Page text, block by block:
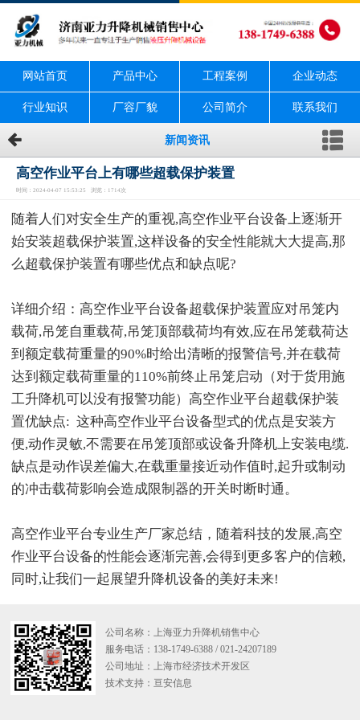
网站首页 产品中心 工程案例 企业动态
行业知识 厂容厂貌 公司简介 联系我们
新闻资讯
高空作业平台上有哪些超载保护装置
时间：2024-04-07 15:53:25 浏览：1714次
随着人们对安全生产的重视,高空作业平台设备上逐渐开
始安装超载保护装置,这样设备的安全性能就大大提高,那
么超载保护装置有哪些优点和缺点呢?
详细介绍：高空作业平台设备超载保护装置应对吊笼内
载荷,吊笼自重载荷,吊笼顶部载荷均有效,应在吊笼载荷达
到额定载荷重量的90%时给出清晰的报警信号,并在载荷
达到额定载荷重量的110%前终止吊笼启动（对于货用施
工升降机可以没有报警功能）高空作业平台超载保护装
置优缺点: 这种高空作业平台设备型式的优点是安装方
便,动作灵敏,不需要在吊笼顶部或设备升降机上安装电缆.
缺点是动作误差偏大,在载重量接近动作值时,起升或制动
的冲击载荷影响会造成限制器的开关时断时通。
高空作业平台专业生产厂家总结，随着科技的发展,高空
作业平台设备的性能会逐渐完善,会得到更多客户的信赖,
同时,让我们一起展望升降机设备的美好未来!
公司名称：上海亚力升降机销售中心
服务电话：138-1749-6388 / 021-24207189
公司地址：上海市经济技术开发区
技术支持： 亘安信息